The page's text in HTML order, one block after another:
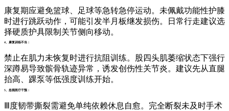
康复期应避免篮球、足球等急转急停运动。未佩戴功能性护膝
时进行跳跃动作，可能引发半月板继发损伤。日常行走建议选
择硬质护具限制关节侧向移动。
4、康复训练不当：
禁止在肌力未恢复时进行抗阻训练。股四头肌萎缩状态下强行
深蹲易导致髌骨轨迹异常，诱发创伤性关节炎。建议先从直腿
抬高、踝泵等低强度训练开始。
5、忽视医疗干预：
Ⅲ度韧带撕裂需避免单纯依赖休息自愈。完全断裂未及时手术